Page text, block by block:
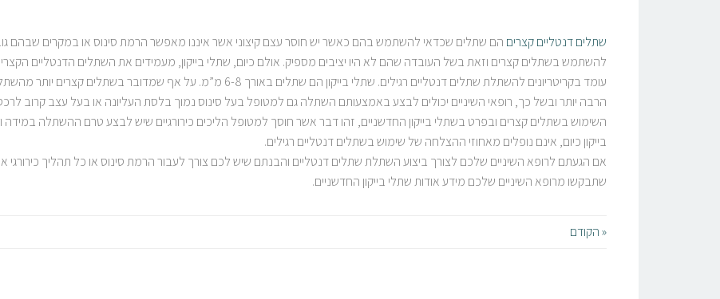
שתלים דנטליים קצרים הם שתלים שכדאי להשתמש בהם כאשר יש חוסר עצם קיצוני אשר איננו מאפשר הרמת סינוס או במקרים שבהם
להשתמש בשתלים קצרים וזאת בשל העובדה שהם לא היו יציבים מספיק. אולם כיום, שתלי בייקון, מעמידים את השתלים הדנטליים
עומד בקריטריונים להשתלת שתלים דנטליים רגילים. שתלי בייקון הם שתלים באורך 6-
הרבה יותר ובשל כך, רופאי השיניים יכולים לבצע באמצעותם השתלה גם למטופל בעל סינוס נמוך בלסת העליונה או בעל עצב קרוב
השימוש בשתלים קצרים ובפרט בשתלי בייקון החדשניים, זהו דבר אשר חוסך למטופל הליכים כירורגיים שיש לבצע טרם ההשתלה במידה
בייקון כיום, אינם נופלים מאחוזי ההצלחה של שימוש בשתלים דנטליים רגילים.
אם הגעתם לרופא השיניים שלכם לצורך ביצוע השתלת שתלים דנטליים והבנתם שיש לכם צורך לעבור הרמת סינוס או כל תהליך
שתבקשו מרופא השיניים שלכם מידע אודות שתלי בייקון החדשניים.
« הקודם